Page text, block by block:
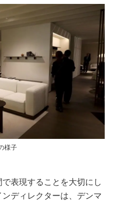
様子
表現することを大切にし
ディレクターは、デンマ